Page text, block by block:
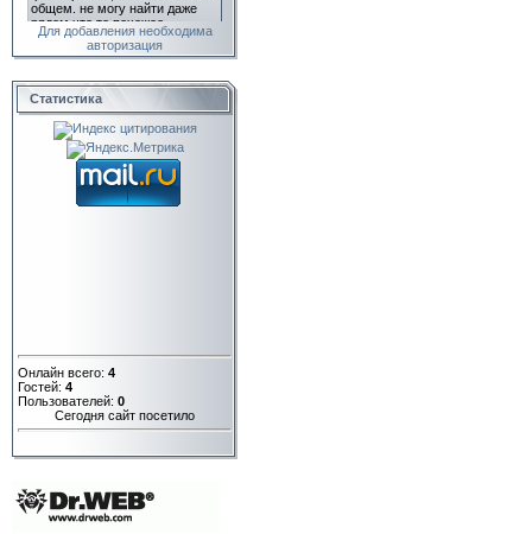
Для добавления необходима
авторизация
Статистика
Онлайн всего: 4
Гостей: 4
Пользователей: 0
Сегодня сайт посетило